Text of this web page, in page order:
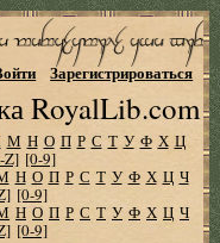
RoyalLib.com
Зарегистрироваться
М Н О П Р С Т У Ф Х Ц
Z] [0-9]
Н О П Р С Т У Ф Х Ц Ч
[0-9]
Н О П Р С Т У Ф Х Ц Ч
[0-9]